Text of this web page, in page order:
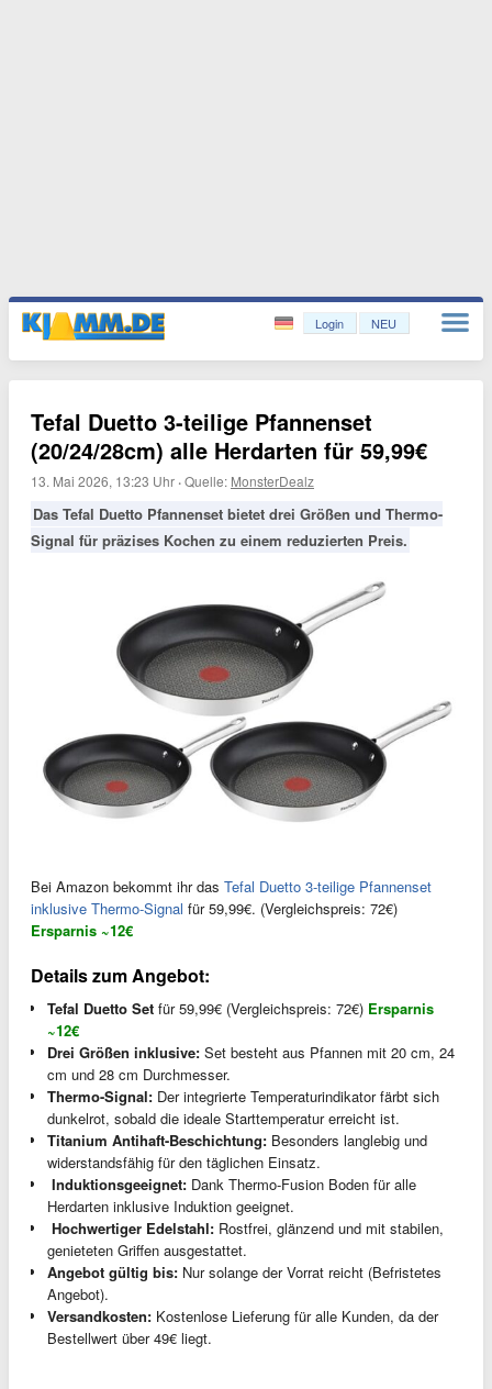
Login NEU
Tefal Duetto 3-teilige Pfannenset
(20/24/28cm) alle Herdarten für 59,99€
13. Mai 2026, 13:23 Uhr ·Quelle: MonsterDealz
Das Tefal Duetto Pfannenset bietet drei Größen und Thermo-
Signal für präzises Kochen zu einem reduzierten Preis.
Bei Amazon bekommt ihr das Tefal Duetto 3-teilige Pfannenset
inklusive Thermo-Signal für 59,99€. (Vergleichspreis: 72€)
Ersparnis ~12€
Details zum Angebot:
Tefal Duetto Set für 59,99€ (Vergleichspreis: 72€) Ersparnis
~12€
Drei Größen inklusive: Set besteht aus Pfannen mit 20 cm, 24
cm und 28 cm Durchmesser.
Thermo-Signal: Der integrierte Temperaturindikator färbt sich
dunkelrot, sobald die ideale Starttemperatur erreicht ist.
Titanium Antihaft-Beschichtung: Besonders langlebig und
widerstandsfähig für den täglichen Einsatz.
️ Induktionsgeeignet: Dank Thermo-Fusion Boden für alle
Herdarten inklusive Induktion geeignet.
️ Hochwertiger Edelstahl: Rostfrei, glänzend und mit stabilen,
genieteten Griffen ausgestattet.
Angebot gültig bis: Nur solange der Vorrat reicht (Befristetes
Angebot).
Versandkosten: Kostenlose Lieferung für alle Kunden, da der
Bestellwert über 49€ liegt.